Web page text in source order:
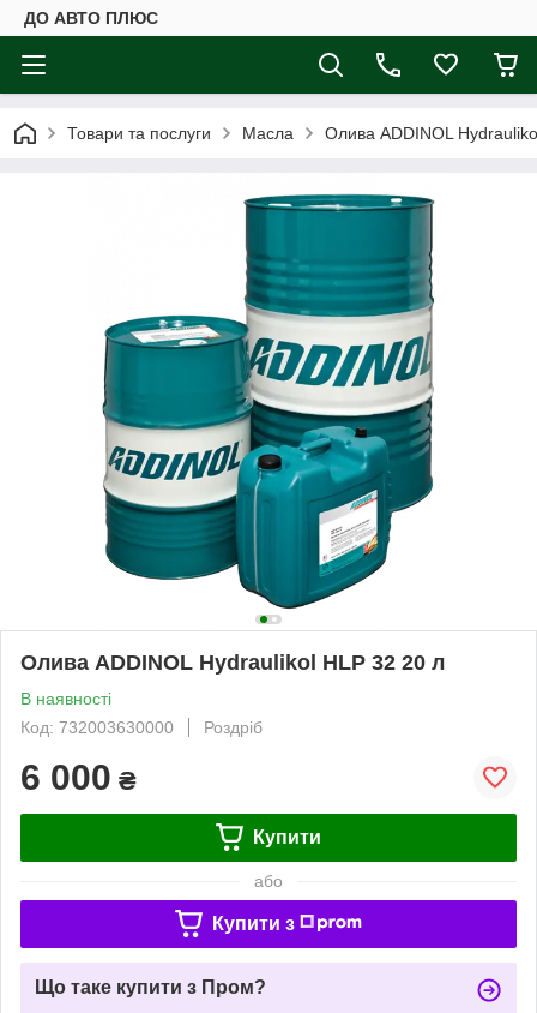
ДО АВТО ПЛЮС
Товари та послуги Масла Олива ADDINOL
Олива ADDINOL Hydraulikol HLP 32 20 л
В наявності
Код: 732003630000
Роздріб
6 000 ₴
Купити
або
Купити з
Що таке купити з Пром?